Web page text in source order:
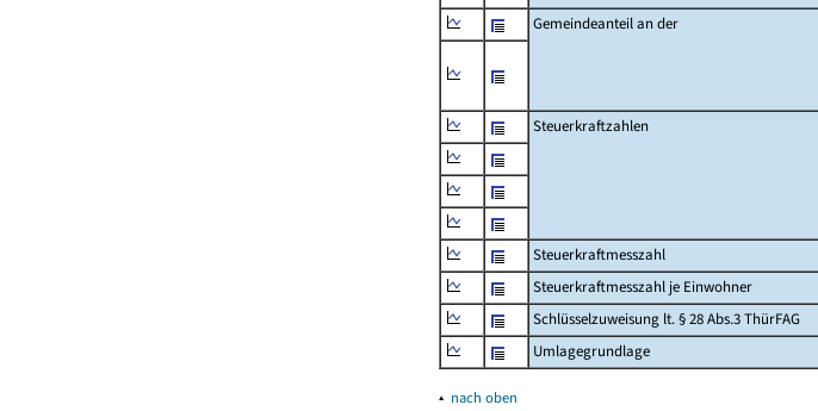
Gemeindeanteil an der
Steuerkraftzahlen
Steuerkraftmesszahl
Steuerkraftmesszahl je Einwohner
Schlüsselzuweisung lt. § 28 Abs.3 ThürFAG
Umlagegrundlage
▴ nach oben